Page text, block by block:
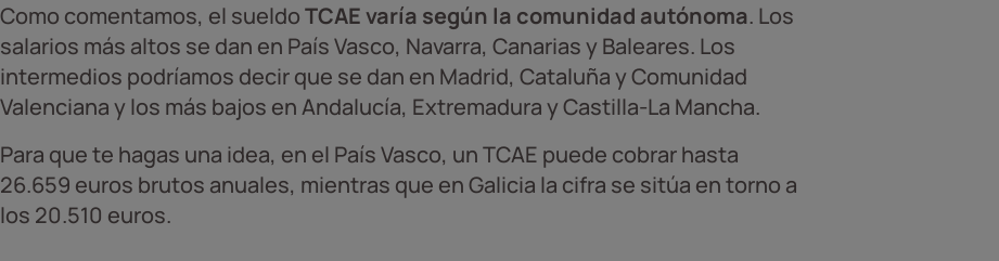
Como comentamos, el sueldoTCAE varía según la comunidad autónoma. Los
salarios más altos se dan en País Vasco, Navarra, Canarias y Baleares. Los
intermedios podríamos decir que se dan en Madrid, Cataluña y Comunidad
Valenciana y los más bajos en Andalucía, Extremadura y Castilla-La Mancha.
Para que te hagas una idea, en el País Vasco, un TCAE puede cobrar hasta
26.659 euros brutos anuales, mientras que en Galicia la cifra se sitúa en torno a
los 20.510 euros.